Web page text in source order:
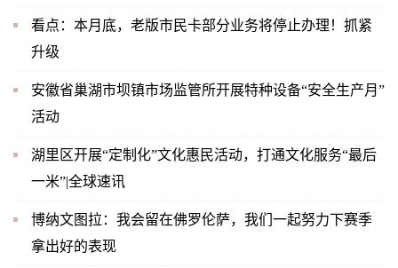
看点：本月底，老版市民卡部分业务将停止办理！抓紧
升级
安徽省巢湖市坝镇市场监管所开展特种设备“安全生产月”
活动
湖里区开展“定制化”文化惠民活动，打通文化服务“最后
一米”|全球速讯
博纳文图拉：我会留在佛罗伦萨，我们一起努力下赛季
拿出好的表现